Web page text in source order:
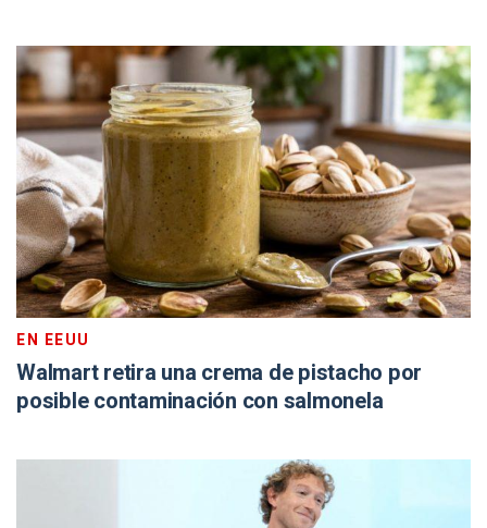
EN EEUU
Walmart retira una crema de pistacho por
posible contaminación con salmonela